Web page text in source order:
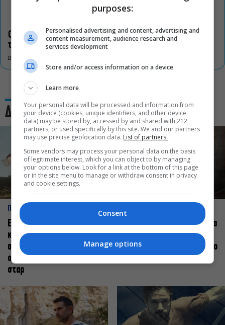
Οι «Τρωάδες» στην Επίδαυρο αλλάζουν την αντίληψη για
τον πολιτισμό
DON'T MISS
Δες και αυτό
ΠΡΟΣΩΠΑ
Ελεάνα Ανδρεούδη: Κάθε
καλλιτέχνης όταν
ανεβαίνει στη σκηνή
οφείλει να αισθάνεται
σταρ
Βαγγέλης Μπίκος: Έμαθα να
δίνω αξία στο ποιος είμαι
πάνω στη σκηνή και όχι στο
πως χορεύω
purposes:
Personalised advertising and content, advertising and
content measurement, audience research and
services development
Store and/or access information on a device
Learn more
Your personal data will be processed and information from
your device (cookies, unique identifiers, and other device
data) may be stored by, accessed by and shared with 212
partners, or used specifically by this site. We and our partners
may use precise geolocation data. List of partners.
Some vendors may process your personal data on the basis
of legitimate interest, which you can object to by managing
your options below. Look for a link at the bottom of this page
or in the site menu to manage or withdraw consent in privacy
and cookie settings.
Consent
Manage options